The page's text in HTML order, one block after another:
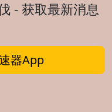
- 获取最新消息
器App